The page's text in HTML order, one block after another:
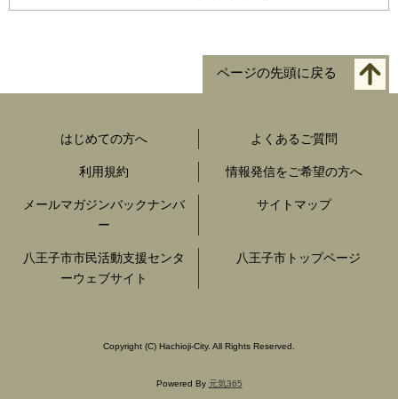
ページの先頭に戻る
はじめての方へ よくあるご質問
利用規約 情報発信をご希望の方へ
メールマガジンバックナンバ
ー
サイトマップ
八王子市市民活動支援センタ
ーウェブサイト
八王子市トップページ
Copyright (C) Hachioji-City. All Rights Reserved.
Powered By 元気365